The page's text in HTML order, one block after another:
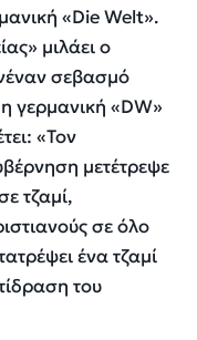
«Die Welt».
μιλάει ο
σεβασμό
γερμανική «DW»
«Τον
μετέτρεψε
τζαμί,
σε όλο
ένα τζαμί
του